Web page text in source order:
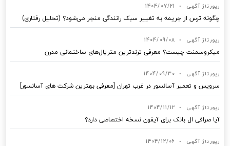
رپورتاژ آگهی •
1404/07/21
چگونه ترس از جریمه به تغییر سبک رانندگی منجر می‌شود؟ (تحلیل رفتاری)
رپورتاژ آگهی •
1404/09/08
میکروسمنت چیست؟ معرفی ترندترین متریال‌های ساختمانی مدرن
رپورتاژ آگهی •
1404/09/30
سرویس و تعمیر آسانسور در غرب تهران [معرفی بهترین شرکت های آسانسور]
رپورتاژ آگهی •
1404/11/12
آیا صرافی ال بانک برای آیفون نسخه اختصاصی دارد؟
رپورتاژ آگهی •
1404/12/06